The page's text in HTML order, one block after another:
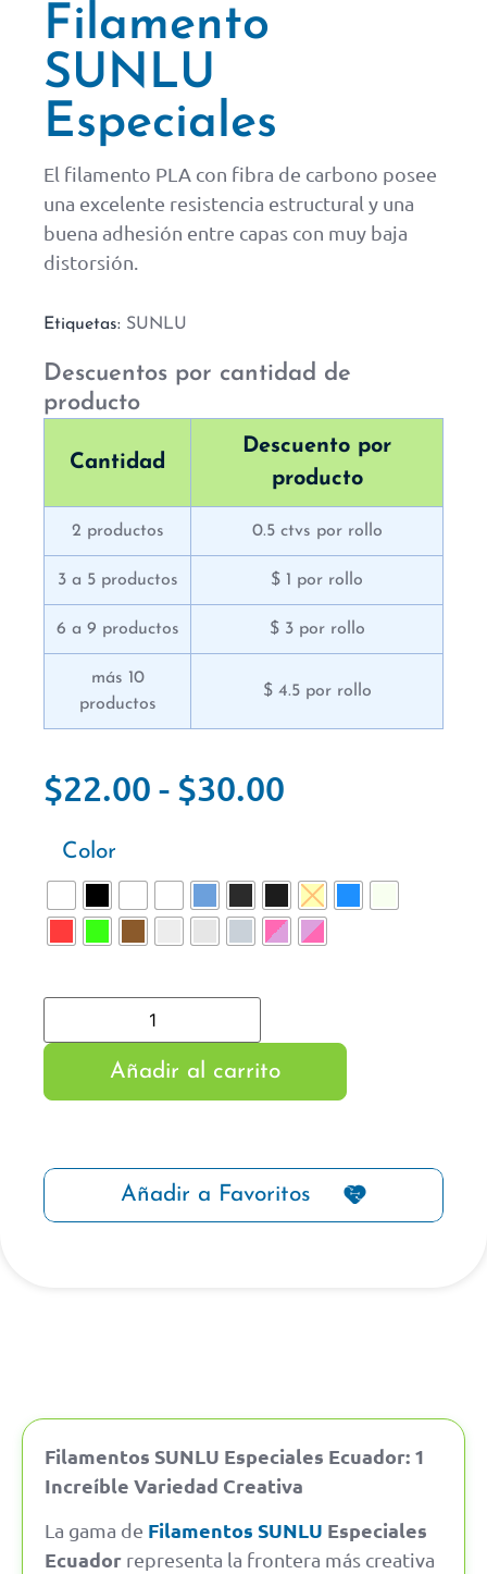
Filamento
SUNLU
Especiales
El filamento PLA con fibra de carbono posee
una excelente resistencia estructural y una
buena adhesión entre capas con muy baja
distorsión.
Etiquetas: SUNLU
Descuentos por cantidad de
producto
Cantidad
Descuento por
producto
2 productos 0.5 ctvs por rollo
3 a 5 productos $ 1 por rollo
6 a 9 productos $ 3 por rollo
más 10
productos
$ 4.5 por rollo
$22.00 - $30.00
Color
Añadir al carrito
Añadir a Favoritos
Filamentos SUNLU Especiales Ecuador: 1
Increíble Variedad Creativa
La gama de Filamentos SUNLU Especiales
Ecuador representa la frontera más creativa